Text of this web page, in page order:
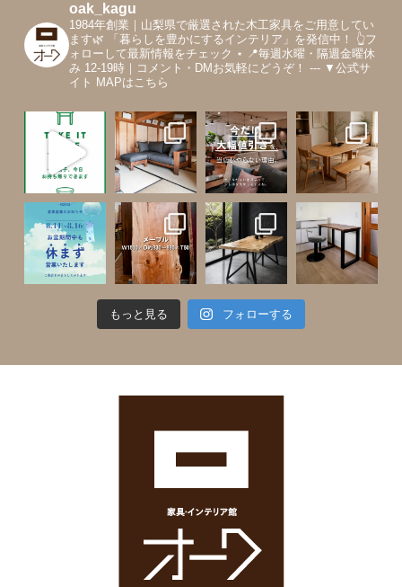
oak_kagu
1984年創業｜山梨県で厳選された木工家具をご用意してい
ます🌿 「暮らしを豊かにするインテリア」を発信中！
👆フ
ォローして最新情報をチェック ⋆ 📍毎週水曜・隔週金曜休
み 12-19時｜コメント・DMお気軽にどうぞ！
--- ▼公式サ
イト MAPはこちら
もっと見る フォローする